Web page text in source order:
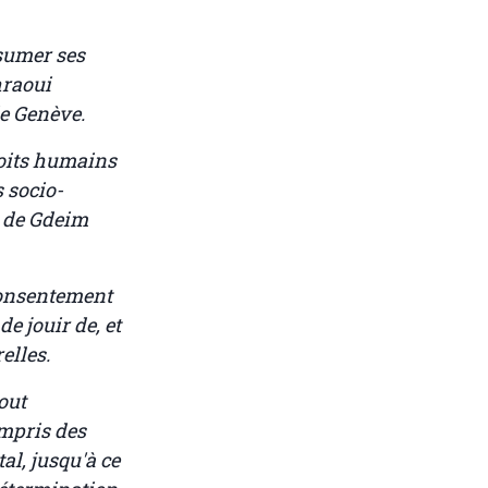
ses
Genève.
humains
socio-
Gdeim
jouir de, et
des
jusqu'à ce